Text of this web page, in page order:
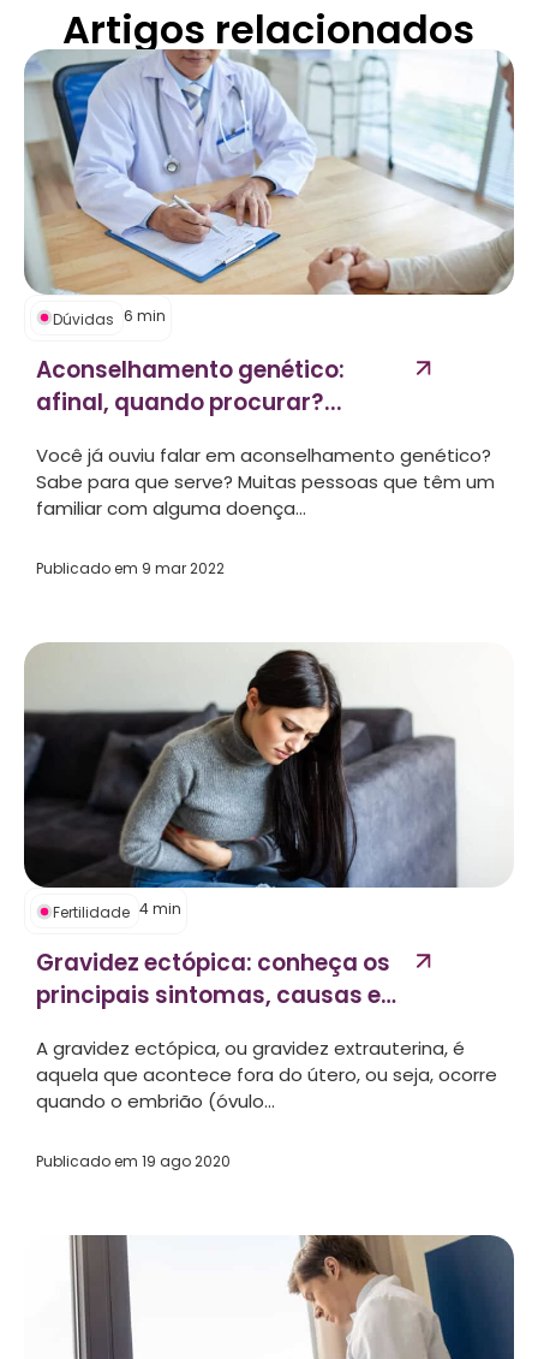
Artigos relacionados
Dúvidas 6 min
Aconselhamento genético:
afinal, quando procurar?...
Você já ouviu falar em aconselhamento genético?
Sabe para que serve? Muitas pessoas que têm um
familiar com alguma doença...
Publicado em 9 mar 2022
Fertilidade 4min
Gravidez ectópica: conheça os
principais sintomas, causas e
A gravidez ectópica, ou gravidez extrauterina, é
aquela que acontece fora do útero, ou seja, ocorre
quando o embrião (óvulo...
Publicado em 19 ago 2020